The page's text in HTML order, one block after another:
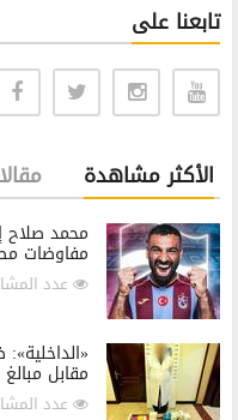
تابعنا على
الأكثر مشاهدة
محمد صلاح
مفاوضات
عدد
مقابل مبالغ
عدد